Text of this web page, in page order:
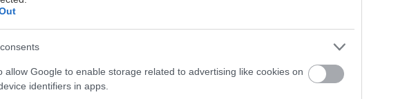
allow Google to enable storage related to advertising like cookies on
identifiers in apps.
ποτέ, και δεν θα το κάνουμε ούτε τώρα, το Cinobo είναι η
τις συνδρομητικές πλατφόρμες, όχι μόνο επειδή είναι ελληνική,